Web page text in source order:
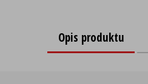
Opis produktu